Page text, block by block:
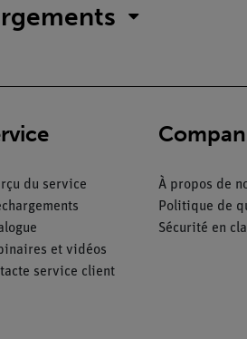
du service
et vidéos
service client
À propos de
Politique de
Sécurité en